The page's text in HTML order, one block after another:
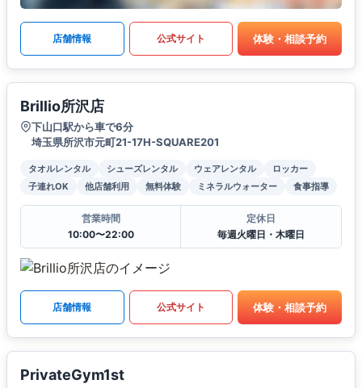
店舗情報 公式サイト 体験・相談予約
Brillio所沢店
下山口駅から車で6分
埼玉県所沢市元町21-17H-SQUARE201
タオルレンタル シューズレンタル ウェアレンタル
ロッカー
子連れOK
他店舗利用 無料体験 ミネラルウォーター 食事指導
営業時間
10:00〜22:00
定休日
毎週火曜日・木曜日
店舗情報 公式サイト 体験・相談予約
PrivateGym1st